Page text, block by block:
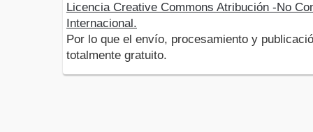
Licencia Creative Commons Atribución -No
Internacional.
Por lo que el envío, procesamiento y
totalmente gratuito.